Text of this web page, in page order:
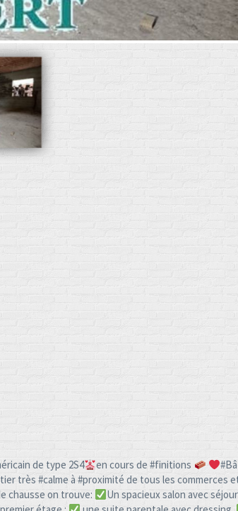
de type 2S4 en cours de #finitions
très #calme à #proximité de tous les commerces
chausse on trouve:
Un spacieux salon avec